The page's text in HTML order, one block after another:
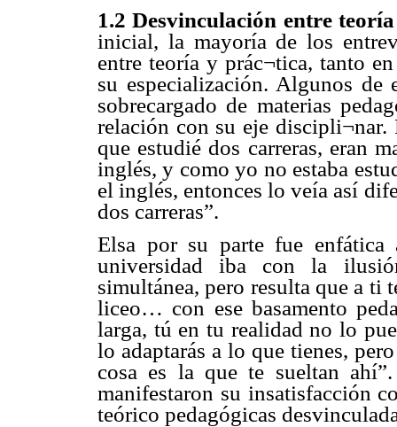
1.2 Desvinculación entre
inicial, la mayoría de los
entre teoría y prác¬tica, tanto
su especialización. Algunos
sobrecargado de materias
relación con su eje
que estudié dos carreras, eran
inglés, y como yo no estaba
el inglés, entonces lo veía así
dos carreras”.
Elsa por su parte fue enfática
universidad iba con la
simultánea, pero resulta que a ti
liceo… con ese basamento
larga, tú en tu realidad no lo
lo adaptarás a lo que tienes,
cosa es la que te sueltan
manifestaron su insatisfacción
teórico pedagógicas